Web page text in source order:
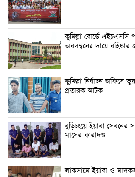
কুমিল্লা বোর্ডে এইচএসসি
অবলম্বনের দায়ে
কুমিল্লা নির্বাচন অফিসে
প্রতারক আটক
বুড়িচংয়ে ইয়াবা
মাসের কারাদণ্ড
লাকসামে ইয়াবা ও